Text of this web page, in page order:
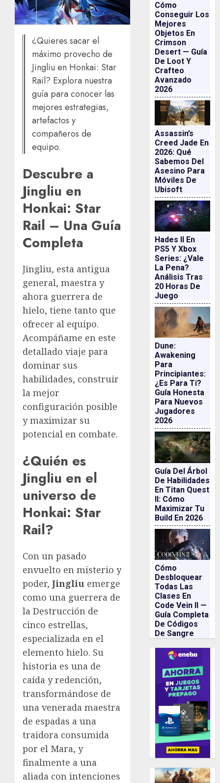
¿Quieres sacar el
máximo provecho de
Jingliu en Honkai: Star
Rail? Explora nuestra
guía para conocer las
mejores estrategias,
artefactos y
compañeros de
equipo.
Descubre a
Jingliu en
Honkai: Star
Rail – Una Guía
Completa
Jingliu, esta antigua
general, maestra y
ahora guerrera de
hielo, tiene tanto que
ofrecer al equipo.
Acompáñame en este
detallado viaje para
dominar sus
habilidades, construir
la mejor
configuración posible
y maximizar su
potencial en combate.
¿Quién es
Jingliu en el
universo de
Honkai: Star
Rail?
Con un pasado
envuelto en misterio y
poder, Jingliu emerge
como una guerrera de
la Destrucción de
cinco estrellas,
especializada en el
elemento hielo. Su
historia es una de
caída y redención,
transformándose de
una venerada maestra
de espadas a una
traidora consumida
por el Mara, y
finalmente a una
aliada con intenciones
Cómo
Conseguir Los
Mejores
Objetos En
Crimson
Desert — Guía
De Loot Y
Crafteo
Avanzado
2026
Assassin’s
Creed Jade En
2026: Qué
Sabemos Del
Asesino Para
Móviles De
Ubisoft
Hades II En
PS5 Y Xbox
Series: ¿vale
La Pena?
Análisis Tras
20 Horas De
Juego
Dune:
Awakening
Para
Principiantes:
¿es Para Ti?
Guía Honesta
Para Nuevos
Jugadores
2026
Guía Del Árbol
De Habilidades
En Titan Quest
II: Cómo
Maximizar Tu
Build En 2026
Cómo
Desbloquear
Todas Las
Clases En
Code Vein II —
Guía Completa
De Códigos
De Sangre